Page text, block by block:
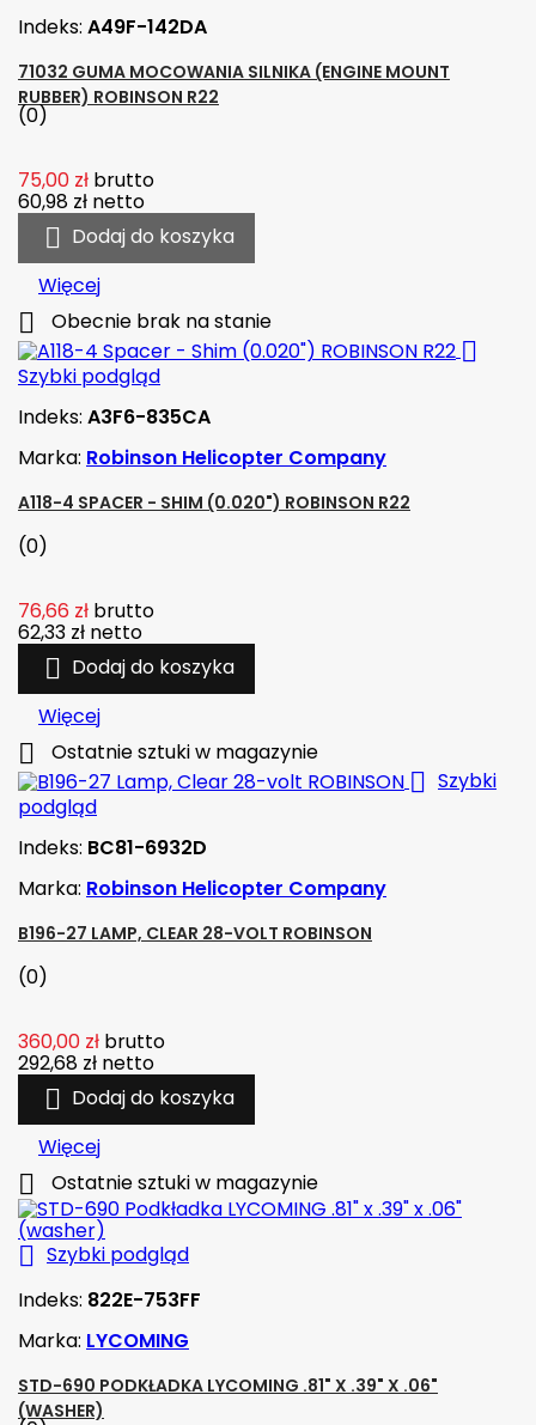
Indeks: A49F-142DA
71032 GUMA MOCOWANIA SILNIKA (ENGINE MOUNT
RUBBER) ROBINSON R22
(0)
75,00 zł brutto
60,98 zł netto
 Dodaj do koszyka
Więcej
 Obecnie brak na stanie

Szybki podgląd
Indeks: A3F6-835CA
Marka: Robinson Helicopter Company
A118-4 SPACER - SHIM (0.020") ROBINSON R22
(0)
76,66 zł brutto
62,33 zł netto
 Dodaj do koszyka
Więcej
 Ostatnie sztuki w magazynie
 Szybki
podgląd
Indeks: BC81-6932D
Marka: Robinson Helicopter Company
B196-27 LAMP, CLEAR 28-VOLT ROBINSON
(0)
360,00 zł brutto
292,68 zł netto
 Dodaj do koszyka
Więcej
 Ostatnie sztuki w magazynie
 Szybki podgląd
Indeks: 822E-753FF
Marka: LYCOMING
STD-690 PODKŁADKA LYCOMING .81" X .39" X .06"
(WASHER)